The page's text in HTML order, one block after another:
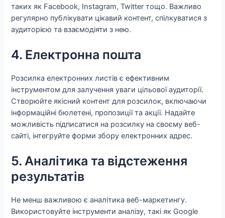
таких як Facebook, Instagram, Twitter тощо. Важливо
регулярно публікувати цікавий контент, спілкуватися з
аудиторією та взаємодіяти з нею.
4. Електронна пошта
Розсилка електронних листів є ефективним
інструментом для залучення уваги цільової аудиторії.
Створюйте якісний контент для розсилок, включаючи
інформаційні бюлетені, пропозиції та акції. Надайте
можливість підписатися на розсилку на своєму веб-
сайті, інтегруйте форми збору електронних адрес.
5. Аналітика та відстеження
результатів
Не менш важливою є аналітика веб-маркетингу.
Використовуйте інструменти аналізу, такі як Google